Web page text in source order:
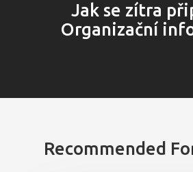
Jak se zítra
Organizační
Recommended